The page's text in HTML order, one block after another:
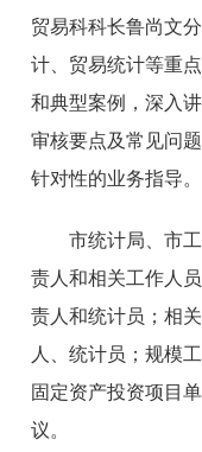
贸易科科长鲁尚文
计、贸易统计等重
和典型案例，深入
审核要点及常见问
针对性的业务指导。
市统计局、市
责人和相关工作人
责人和统计员；相
人、统计员；规模
固定资产投资项目
议。